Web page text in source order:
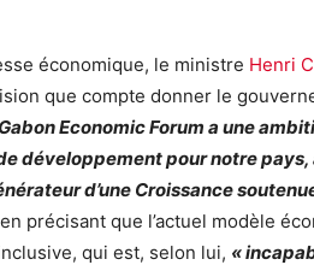
économique, le ministre Henri
que compte donner le
Economic Forum a une
développement pour notre pays,
d’une Croissance
précisant que l’actuel modèle
qui est, selon lui, «